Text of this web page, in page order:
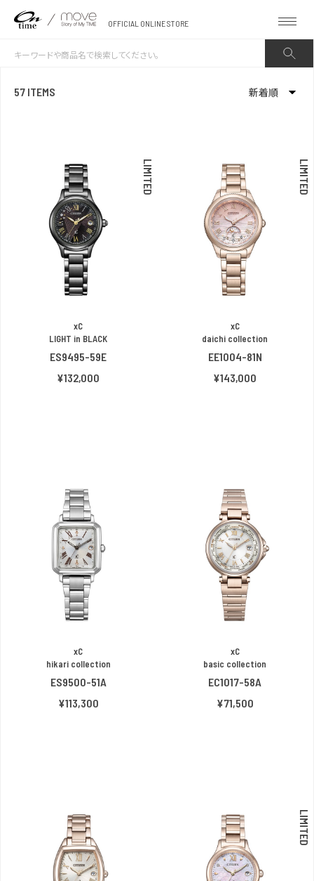
OFFICIAL ONLINE STORE
57 ITEMS 新着順
価格が安い
価格が高い
お気に入り登録数
LIMITED
xC
LIGHT in BLACK
ES9495-59E
¥132,000
LIMITED
xC
daichi collection
EE1004-81N
¥143,000
xC
hikari collection
ES9500-51A
¥113,300
xC
basic collection
EC1017-58A
¥71,500
LIMITED